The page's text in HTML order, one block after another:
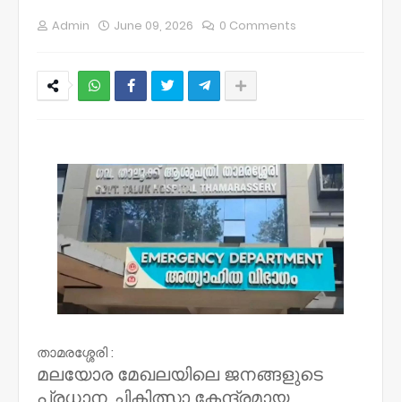
Admin June 09, 2026 0 Comments
താമരശ്ശേരി :
മലയോര മേഖലയിലെ ജനങ്ങളുടെ